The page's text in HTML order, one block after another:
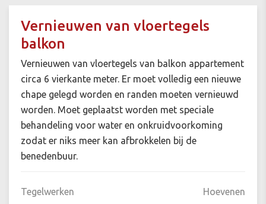
Vernieuwen van vloertegels
balkon
Vernieuwen van vloertegels van balkon appartement
circa 6 vierkante meter. Er moet volledig een nieuwe
chape gelegd worden en randen moeten vernieuwd
worden. Moet geplaatst worden met speciale
behandeling voor water en onkruidvoorkoming
zodat er niks meer kan afbrokkelen bij de
benedenbuur.
Tegelwerken Hoevenen